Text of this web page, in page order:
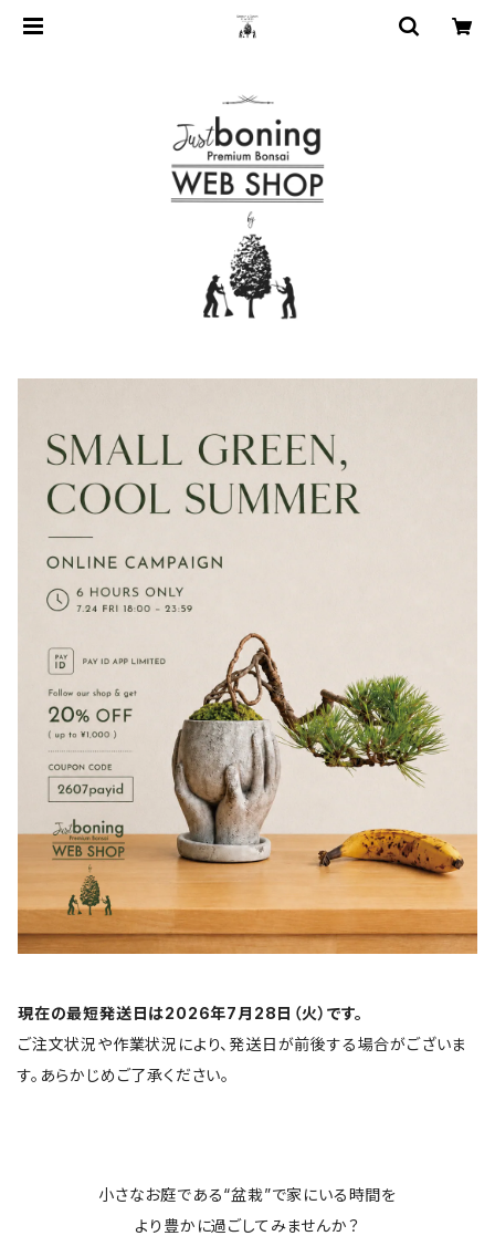
現在の最短発送日は2026年7月28日（火）です。
ご注文状況や作業状況により、発送日が前後する場合がございま
す。あらかじめご了承ください。
小さなお庭である“盆栽”で家にいる時間を
より豊かに過ごしてみませんか？